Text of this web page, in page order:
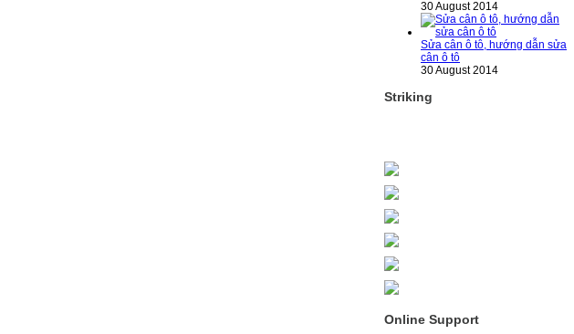
Sửa cân ô tô, hướng dẫn sửa
cân ô tô
30 August 2014
Sử dụng cân điện để tìm ra
xe chở quá tải
Striking
Online Support